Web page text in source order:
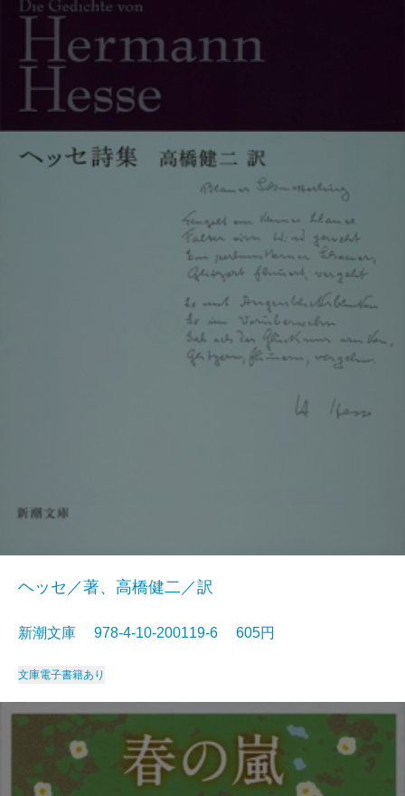
ヘッセ／著、高橋健二／訳
新潮文庫 978-4-10-200119-6 605円
文庫電子書籍あり